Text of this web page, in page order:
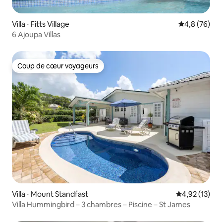
Villa ⋅ Fitts Village Évaluation
4,8 (76)
6 Ajoupa Villas
Coup de cœur voyageurs
Coup de cœur voyageurs
Villa ⋅ Mount Standfast Évaluation
4,92 (13)
Villa Hummingbird – 3 chambres – Piscine – St James